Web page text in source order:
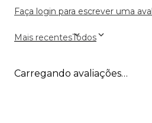
Faça login para escrever uma
Mais recentesTodos
Carregando avaliações…